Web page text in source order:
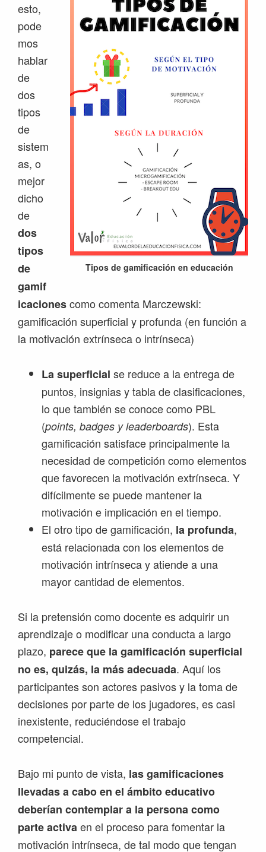
Tipos de gamificación en educación
esto,
pode
mos
hablar
de
dos
tipos
de
sistem
as, o
mejor
dicho
de
dos
tipos
de
gamif
icacionescomo comenta Marczewski:
gamificación superficial y profunda (en función a
la motivación extrínseca o intrínseca)
La superficial se reduce a la entrega de
puntos, insignias y tabla de clasificaciones,
lo que también se conoce como PBL
(points, badges y leaderboards). Esta
gamificación satisface principalmente la
necesidad de competición como elementos
que favorecen la motivación extrínseca. Y
difícilmente se puede mantener la
motivación e implicación en el tiempo.
El otro tipo de gamificación, la profunda,
está relacionada con los elementos de
motivación intrínseca y atiende a una
mayor cantidad de elementos.
Si la pretensión como docente es adquirir un
aprendizaje o modificar una conducta a largo
plazo, parece que la gamificación superficial
no es, quizás, la más adecuada. Aquí los
participantes son actores pasivos y la toma de
decisiones por parte de los jugadores, es casi
inexistente, reduciéndose el trabajo
competencial.
Bajo mi punto de vista, las gamificaciones
llevadas a cabo en el ámbito educativo
deberían contemplar a la persona como
parte activaen el proceso para fomentar la
motivación intrínseca, de tal modo que tengan